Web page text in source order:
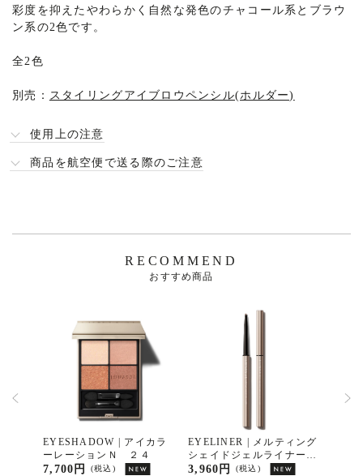
彩度を抑えたやわらかく自然な発色のチャコール系とブラウ
ン系の2色です。
全2色
別売 ： スタイリングアイブロウペンシル(ホルダー)
使用上の注意
商品を航空便で送る際のご注意
RECOMMEND
おすすめ商品
EYESHADOW | アイカラ
ーレーションＮ ２４
(税込)
7,700円
EYELINER | メルティング
シェイドジェルライナー
０１
(税込)
3,960円